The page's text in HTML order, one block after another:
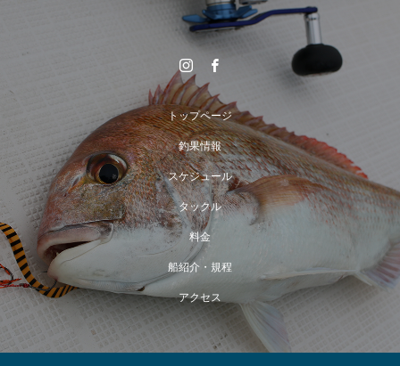
トップページ
釣果情報
スケジュール
タックル
料金
船紹介・規程
アクセス